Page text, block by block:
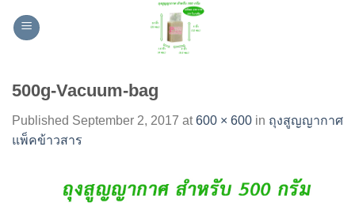
500g-Vacuum-bag
Published September 2, 2017 at600 × 600 in ถุงสูญญากาศ
แพ็คข้าวสาร